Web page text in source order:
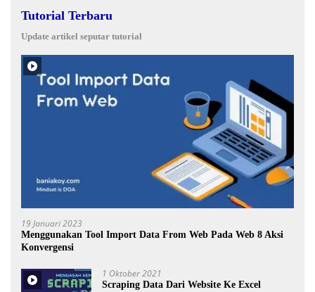
Tutorial Terbaru
Update artikel seputar tutorial
19 Januari 2023
Menggunakan Tool Import Data From Web Pada Web 8 Aksi
Konvergensi
1 Oktober 2021
Scraping Data Dari Website Ke Excel